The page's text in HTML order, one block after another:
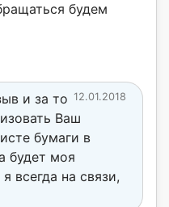
будем
12.01.2018
и за то
Ваш
бумаги в
будет моя
всегда на связи,